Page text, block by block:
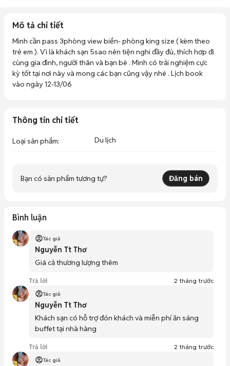
Mô tả chi tiết
Mình cần pass 3phòng view biển- phòng king size ( kèm theo
trẻ em ). Vì là khách sạn 5sao nên tiện nghi đầy đủ, thích hơp đi
cùng gia đình, ngưởi thân và bạn bè . Mình có trải nghiệm cực
kỳ tốt tại nơi này và mong các bạn cũng vậy nhé . Lịch book
vào ngày 12-13/06
Thông tin chi tiết
Loại sản phẩm: Du lịch
Bạn có sản phẩm tương tự? Đăng bán
Bình luận
Tác giả
Nguyễn Tt Thơ
Giá cả thương lượng thêm
Trả lời 2 tháng trước
Tác giả
Nguyễn Tt Thơ
Khách sạn có hỗ trợ đón khách và miễn phí ăn sáng
buffet tại nhà hàng
Trả lời 2 tháng trước
Tác giả